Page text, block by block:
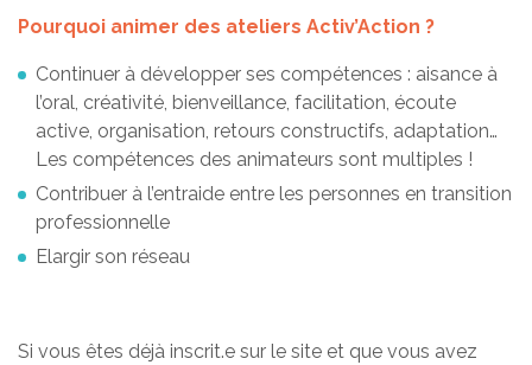
Pourquoi animer des ateliers Activ’Action ?
Continuer à développer ses compétences : aisance à
l’oral, créativité, bienveillance, facilitation, écoute
active, organisation, retours constructifs, adaptation…
Les compétences des animateurs sont multiples !
Contribuer à l’entraide entre les personnes en transition
professionnelle
Elargir son réseau
Si vous êtes déjà inscrit.e sur le site et que vous avez